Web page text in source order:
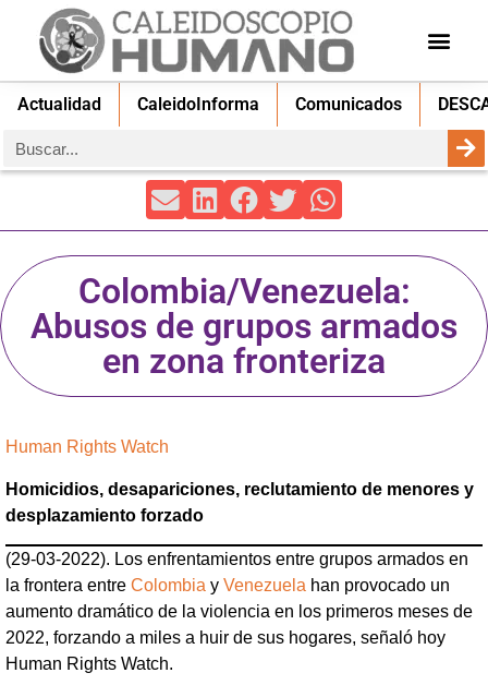
Actualidad CaleidoInforma Comunicados
Colombia/Venezuela:
Abusos de grupos armados
en zona fronteriza
Human Rights Watch
Homicidios, desapariciones, reclutamiento de menores y
desplazamiento forzado
(29-03-2022). Los enfrentamientos entre grupos armados en
la frontera entre Colombia y Venezuela han provocado un
aumento dramático de la violencia en los primeros meses de
2022, forzando a miles a huir de sus hogares, señaló hoy
Human Rights Watch.